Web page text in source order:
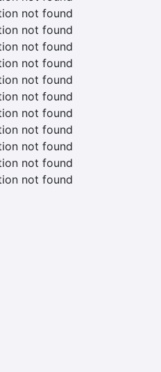
not found
not found
not found
not found
not found
not found
not found
not found
not found
not found
not found